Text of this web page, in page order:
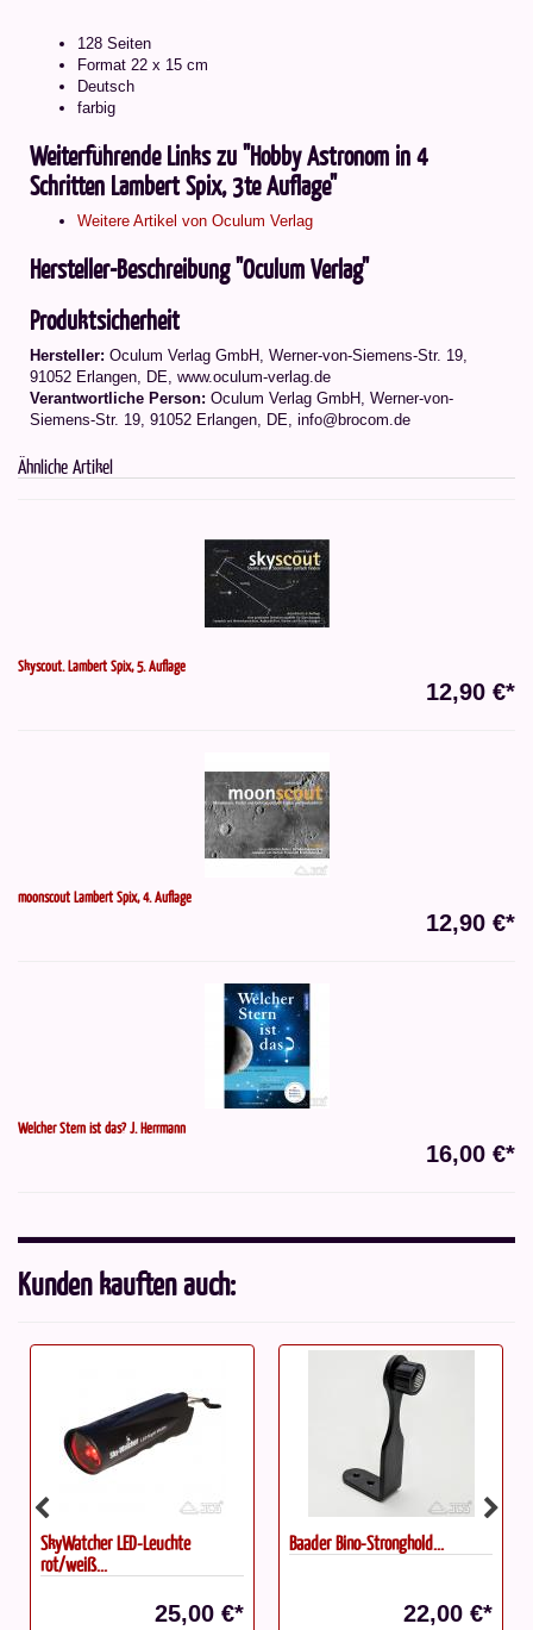
128 Seiten
Format 22 x 15 cm
Deutsch
farbig
Weiterführende Links zu "Hobby Astronom in 4
Schritten Lambert Spix, 3te Auflage"
Weitere Artikel von Oculum Verlag
Hersteller-Beschreibung "Oculum Verlag"
Produktsicherheit
Hersteller: Oculum Verlag GmbH, Werner-von-Siemens-Str. 19,
91052 Erlangen, DE, www.oculum-verlag.de
Verantwortliche Person: Oculum Verlag GmbH, Werner-von-
Siemens-Str. 19, 91052 Erlangen, DE, info@brocom.de
Ähnliche Artikel
Skyscout. Lambert Spix, 5. Auflage
12,90 €*
moonscout Lambert Spix, 4. Auflage
12,90 €*
Welcher Stern ist das? J. Herrmann
16,00 €*
Kunden kauften auch:
SkyWatcher LED-Leuchte
rot/weiß...
25,00 €*
Baader Bino-Stronghold...
22,00 €*